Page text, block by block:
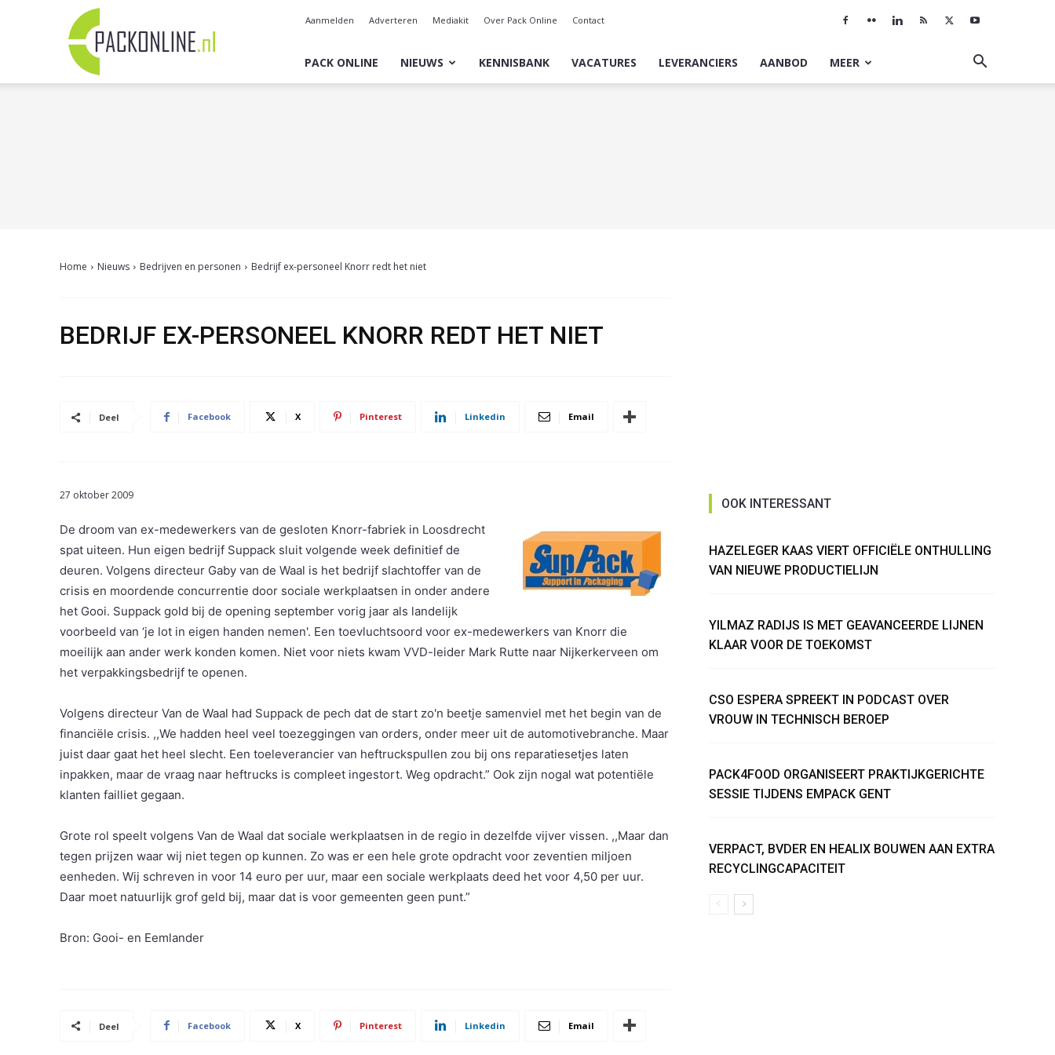
Pack
Online
Aanmelden Adverteren Mediakit Over Pack Online Contact
PACK ONLINE NIEUWS KENNISBANK VACATURES LEVERANCIERS AANBOD MEER
Home Nieuws Bedrijven en personen Bedrijf ex-personeel Knorr redt het niet
BEDRIJF EX-PERSONEEL KNORR REDT HET NIET
Deel Facebook X Pinterest Linkedin Email
27 oktober 2009
De droom van ex-medewerkers van de gesloten Knorr-fabriek in Loosdrecht
spat uiteen. Hun eigen bedrijf Suppack sluit volgende week definitief de
deuren. Volgens directeur Gaby van de Waal is het bedrijf slachtoffer van de
crisis en moordende concurrentie door sociale werkplaatsen in onder andere
het Gooi. Suppack gold bij de opening september vorig jaar als landelijk
voorbeeld van ‘je lot in eigen handen nemen'. Een toevluchtsoord voor ex-medewerkers van Knorr die
moeilijk aan ander werk konden komen. Niet voor niets kwam VVD-leider Mark Rutte naar Nijkerkerveen om
het verpakkingsbedrijf te openen.
Volgens directeur Van de Waal had Suppack de pech dat de start zo'n beetje samenviel met het begin van de
financiële crisis. ,,We hadden heel veel toezeggingen van orders, onder meer uit de automotivebranche. Maar
juist daar gaat het heel slecht. Een toeleverancier van heftruckspullen zou bij ons reparatiesetjes laten
inpakken, maar de vraag naar heftrucks is compleet ingestort. Weg opdracht.” Ook zijn nogal wat potentiële
klanten failliet gegaan.
Grote rol speelt volgens Van de Waal dat sociale werkplaatsen in de regio in dezelfde vijver vissen. ,,Maar dan
tegen prijzen waar wij niet tegen op kunnen. Zo was er een hele grote opdracht voor zeventien miljoen
eenheden. Wij schreven in voor 14 euro per uur, maar een sociale werkplaats deed het voor 4,50 per uur.
Daar moet natuurlijk grof geld bij, maar dat is voor gemeenten geen punt.”
Bron: Gooi- en Eemlander
Deel Facebook X Pinterest Linkedin Email
OOK INTERESSANT
HAZELEGER KAAS VIERT OFFICIËLE ONTHULLING
VAN NIEUWE PRODUCTIELIJN
YILMAZ RADIJS IS MET GEAVANCEERDE LIJNEN
KLAAR VOOR DE TOEKOMST
CSO ESPERA SPREEKT IN PODCAST OVER
VROUW IN TECHNISCH BEROEP
PACK4FOOD ORGANISEERT PRAKTIJKGERICHTE
SESSIE TIJDENS EMPACK GENT
VERPACT, BVDER EN HEALIX BOUWEN AAN EXTRA
RECYCLINGCAPACITEIT